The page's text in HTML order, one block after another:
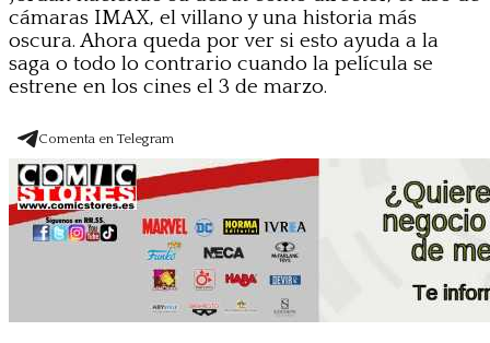
cámaras IMAX, el villano y una historia más
oscura. Ahora queda por ver si esto ayuda a la
saga o todo lo contrario cuando la película se
estrene en los cines el 3 de marzo.
Comenta en Telegram